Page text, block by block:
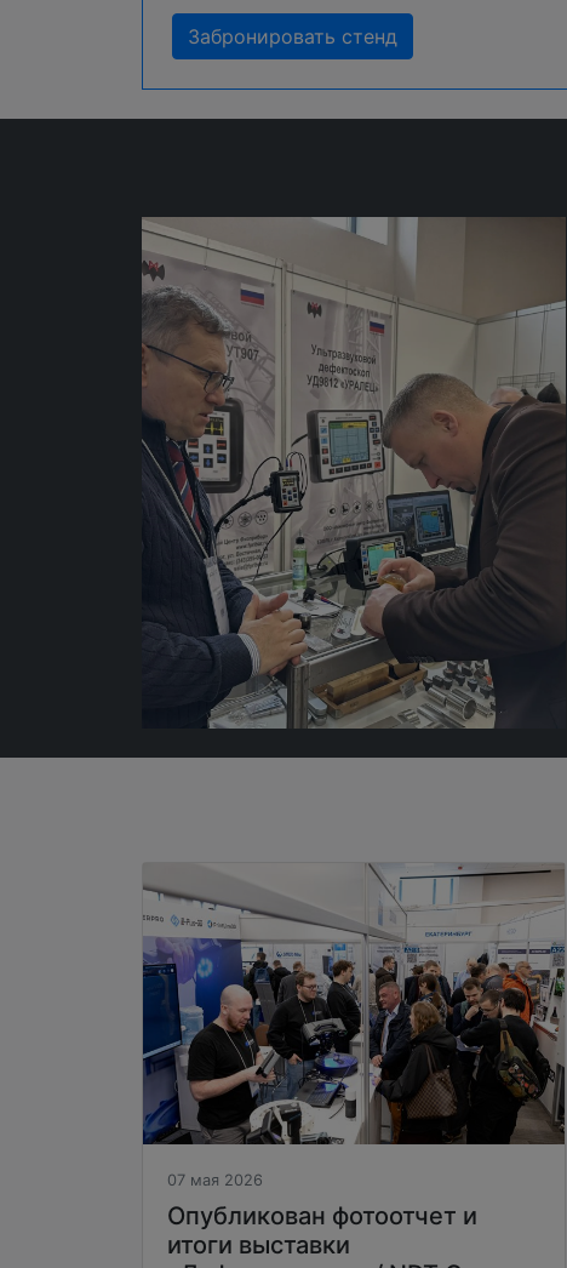
Забронировать стенд
07 мая 2026
Опубликован фотоотчет и
итоги выставки